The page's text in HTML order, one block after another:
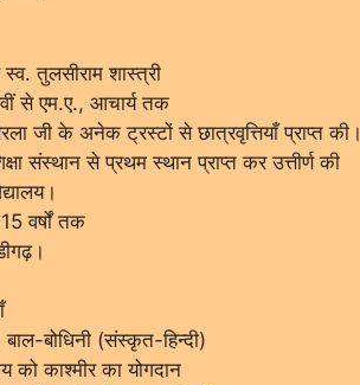
स्व. तुलसीराम शास्त्री
से एम.ए., आचार्य तक
जी के अनेक ट्रस्टों से छात्रवृत्तियाँ प्राप्त की।
संस्थान से प्रथम स्थान प्राप्त कर उत्तीर्ण की
वर्षों तक
बोधिनी (संस्कृत-हिन्दी)
को काश्मीर का योगदान